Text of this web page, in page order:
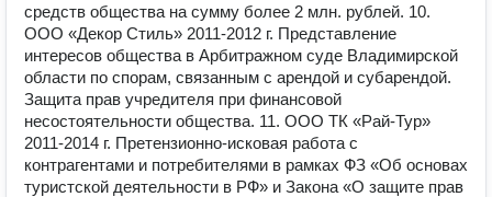
средств общества на сумму более 2 млн. рублей. 10.
ООО «Декор Стиль» 2011-2012 г. Представление
интересов общества в Арбитражном суде Владимирской
области по спорам, связанным с арендой и субарендой.
Защита прав учредителя при финансовой
несостоятельности общества. 11. ООО ТК «Рай-Тур»
2011-2014 г. Претензионно-исковая работа с
контрагентами и потребителями в рамках ФЗ «Об основах
туристской деятельности в РФ» и Закона «О защите прав